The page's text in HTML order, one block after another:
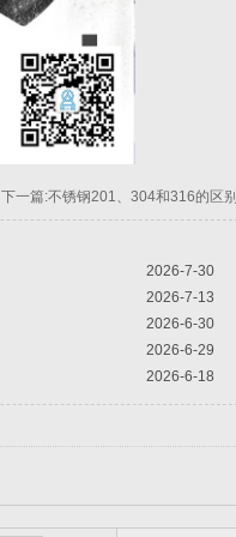
下一篇:不锈钢201、304和316的区别
2026-7-30
2026-7-13
2026-6-30
2026-6-29
2026-6-18